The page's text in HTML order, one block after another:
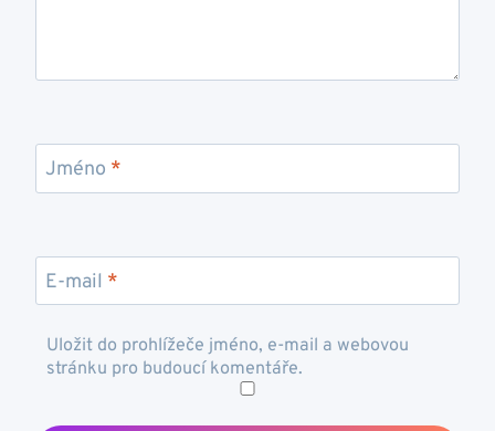
Jméno *
E-mail *
Uložit do prohlížeče jméno, e-mail a webovou
stránku pro budoucí komentáře.